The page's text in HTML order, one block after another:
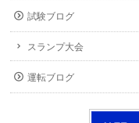
試験ブログ
スランプ大会
運転ブログ